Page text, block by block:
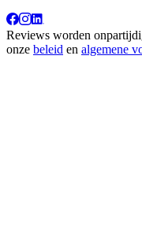
Reviews worden
onze beleid en algemene